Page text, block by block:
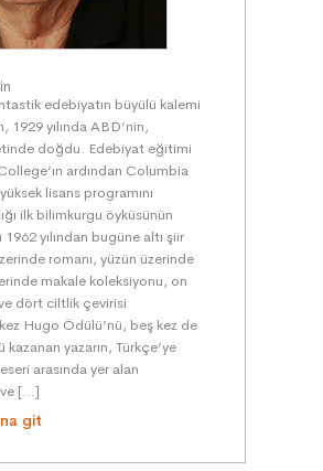
edebiyatın büyülü kalemi
1929 yılında ABD’nin,
doğdu. Edebiyat eğitimi
ardından Columbia
lisans programını
ilk bilimkurgu öyküsünün
yılından bugüne altı şiir
romanı, yüzün üzerinde
makale koleksiyonu, on
dört ciltlik çevirisi
Hugo Ödülü’nü, beş kez de
kazanan yazarın, Türkçe’ye
arasında yer alan
ve […]
git